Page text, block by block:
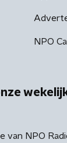
NPO
van NPO